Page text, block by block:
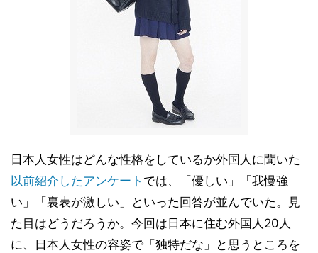
日本人女性はどんな性格をしているか外国人に聞いた
以前紹介したアンケート では、「優しい」「我慢強
い」「裏表が激しい」といった回答が並んでいた。見
た目はどうだろうか。今回は日本に住む外国人20人
に、日本人女性の容姿で「独特だな」と思うところを